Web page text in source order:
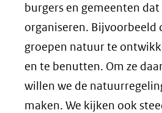
burgers en gemeenten dat
organiseren. Bijvoorbeeld
groepen natuur te
en te benutten. Om ze
willen we de
maken. We kijken ook